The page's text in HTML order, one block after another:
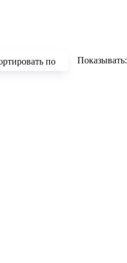
по Показывать: